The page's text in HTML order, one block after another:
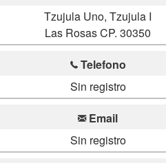
Tzujula Uno, Tzujula I
Las Rosas CP. 30350
Telefono
Sin registro
Email
Sin registro